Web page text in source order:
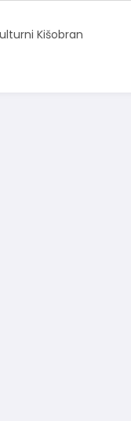
Kišobran